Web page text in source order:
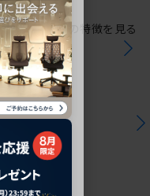
シリーズの特徴を見る